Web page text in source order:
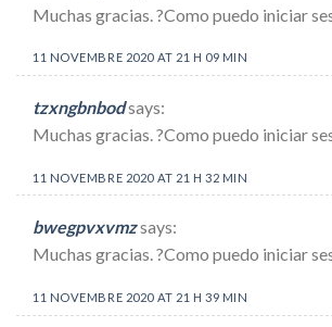
Muchas gracias. ?Como puedo iniciar
11 NOVEMBRE 2020 AT 21 H 09 MIN
tzxngbnbodsays:
Muchas gracias. ?Como puedo iniciar
11 NOVEMBRE 2020 AT 21 H 32 MIN
bwegpvxvmzsays:
Muchas gracias. ?Como puedo iniciar
11 NOVEMBRE 2020 AT 21 H 39 MIN